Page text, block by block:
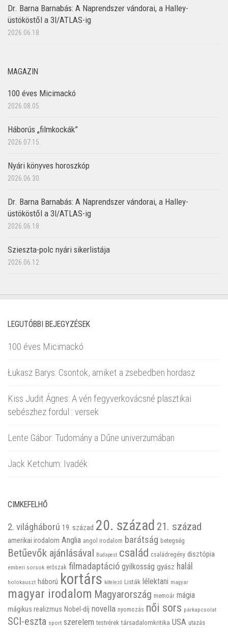
Dr. Barna Barnabás: A Naprendszer vándorai, a Halley-
üstököstől a 3I/ATLAS-ig
2026.06.18.
MAGAZIN
100 éves Micimackó
2026.08.05.
Háborús „filmkockák”
2026.07.15.
Nyári könyves horoszkóp
2026.06.30.
Dr. Barna Barnabás: A Naprendszer vándorai, a Halley-
üstököstől a 3I/ATLAS-ig
2026.06.18.
Szieszta-polc nyári sikerlistája
2026.06.12.
LEGUTÓBBI BEJEGYZÉSEK
100 éves Micimackó
Łukasz Barys: Csontok, amiket a zsebedben hordasz
Kiss Judit Ágnes: A vén fegyverkovácsné plasztikai
sebészhez fordul : versek
Lente Gábor: Tudomány a Dűne univerzumában
Jack Ketchum: Ivadék
CIMKEFELHŐ
2. világháború 19. század 20. század 21. század
amerikai irodalom Anglia angol irodalom barátság betegség
Betűevők ajánlásával Budapest család családregény disztópia
emberi sorsok erőszak filmadaptáció gyilkosság gyász halál
holokauszt háború kortárs kötelező Listák lélektani magyar
magyar irodalom Magyarország memoár mágia
mágikus realizmus Nobel-díj novella nyomozás női sors párkapcsolat
SCI-eszta sport szerelem testvérek társadalomkritika USA utazás